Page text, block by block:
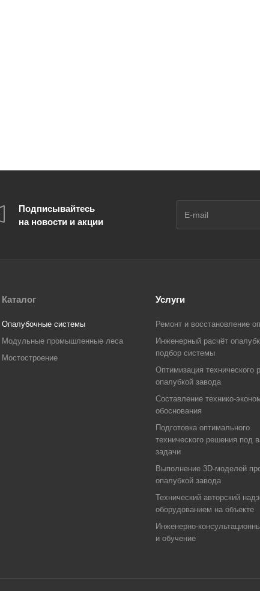
Подписывайтесь
на новости и акции
Каталог
Опалубочные системы
Модульные промышленные леса
Мостостроение
Услуги
Ремонт и восстановление
Инженерный расчёт
подбор системы
Оптимизация технического
опалубкой завода
Составление технико-
обоснования
Подготовка оптимального
технического решения под
задачи
Выполнение 3D-моделей
опалубкой завода
Технический авторский
оборудованием на объекте
Инженерно-
и обучение